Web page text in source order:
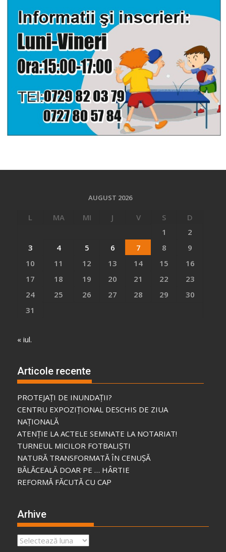
AUGUST 2026
L MA MI J V S
D
1
2
3
4 5 6 7 8
9
10
11 12 13 14 15
16
17
18 19 20 21 22
23
24
25 26 27 28 29
30
31
« iul.
Articole recente
PROTEJAȚI DE INUNDAȚII?
CENTRU EXPOZIȚIONAL DESCHIS DE ZIUA
NAȚIONALĂ
ATENȚIE LA ACTELE SEMNATE LA NOTARIAT!
TURNEUL MICILOR FOTBALIȘTI
NATURĂ TRANSFORMATĂ ÎN CENUȘĂ
BĂLĂCEALĂ DOAR PE … HÂRTIE
REFORMĂ FĂCUTĂ CU CAP
Arhive
Arhive